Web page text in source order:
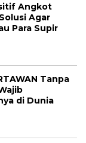
Angkot
Agar
Para Supir
Tanpa
di Dunia